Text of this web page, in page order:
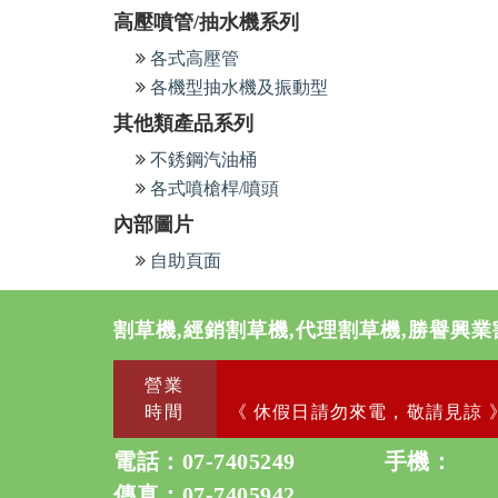
高壓噴管/抽水機系列
各式高壓管
各機型抽水機及振動型
其他類產品系列
不銹鋼汽油桶
各式噴槍桿/噴頭
內部圖片
自助頁面
割草機,經銷割草機,代理割草機,勝譽興業
營業
時間
《 休假日請勿來電，敬請見諒 》
電話： 07-7405249
手機：